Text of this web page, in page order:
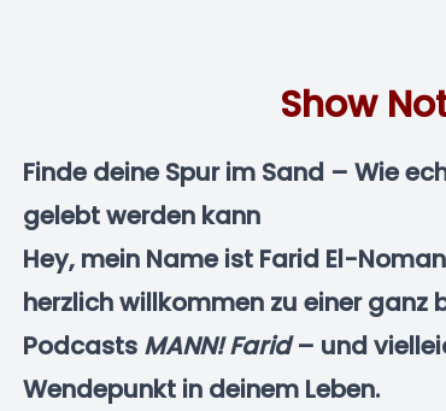
Show
Finde deine Spur im Sand – Wie
gelebt werden kann
Hey, mein Name ist Farid El-
herzlich willkommen zu einer ganz
Podcasts MANN! Farid– und
Wendepunkt in deinem Leben.